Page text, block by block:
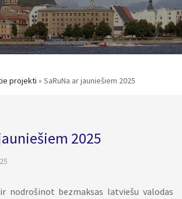
projekti » SaRuNa ar jauniešiem 2025
2025
nodrošinot bezmaksas latviešu valodas